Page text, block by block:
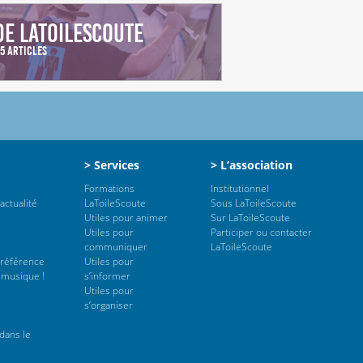
LaToileScoute
5 Articles
!
le
> Services
Formations
LaToileScoute
Utiles pour animer
Utiles pour
communiquer
Utiles pour
s’informer
Utiles pour
s’organiser
> L’association
Institutionnel
Sous LaToileScoute
Sur LaToileScoute
Participer ou contacter
LaToileScoute